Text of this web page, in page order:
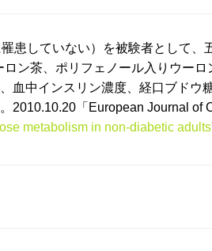
患していない）を被験者として、
ン茶、ポリフェノール入りウーロ
血中インスリン濃度、経口ブドウ
2010.10.20「European Journal of
metabolism in non-diabetic